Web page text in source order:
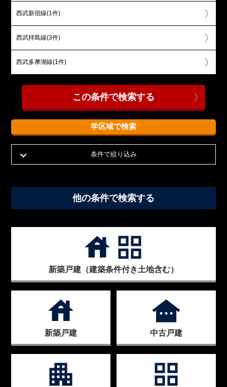
西武新宿線(1件)
西武拝島線(3件)
西武多摩湖線(1件)
学区域で検索
条件で絞り込み
他の条件で検索する
house grid_view
新築戸建（建築条件付き土地含む）
house
新築戸建
other_houses
中古戸建
apartment grid_view